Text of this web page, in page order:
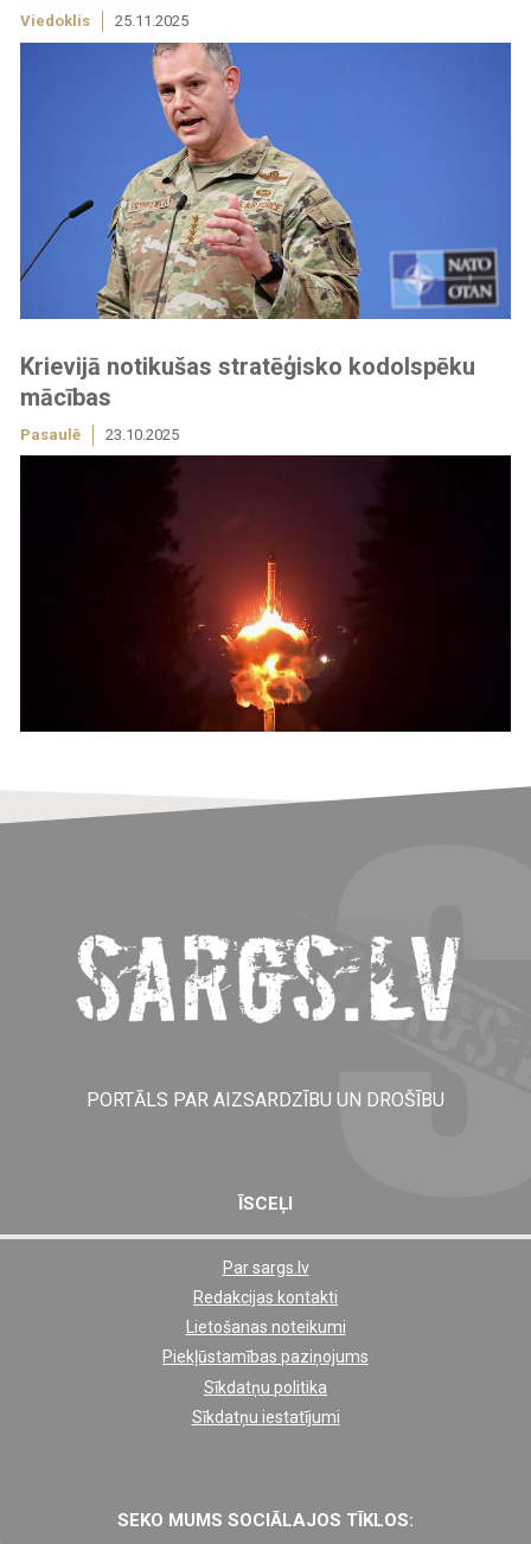
Viedoklis 25.11.2025
Krievijā notikušas stratēģisko kodolspēku
mācības
Pasaulē 23.10.2025
PORTĀLS PAR AIZSARDZĪBU UN DROŠĪBU
SEKO MUMS SOCIĀLAJOS TĪKLOS:
ĪSCEĻI
Par sargs.lv
Redakcijas kontakti
Lietošanas noteikumi
Piekļūstamības paziņojums
Sīkdatņu politika
Sīkdatņu iestatījumi